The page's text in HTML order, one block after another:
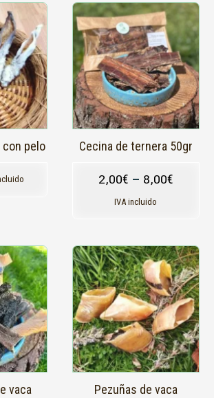
con pelo Cecina de ternera 50gr
2,00€ – 8,00€
IVA incluido
Este
producto
tiene
múltiples
variantes.
Las
opciones
se
pueden
elegir
en
página
vaca
Pezuñas de vaca
Este
producto
tiene
múltiples
variantes.
Las
opciones
se
pueden
elegir